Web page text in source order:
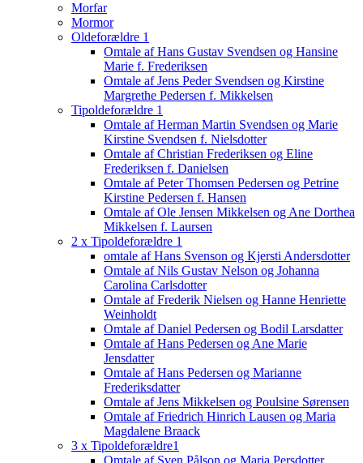
Morfar
Mormor
Oldeforældre 1
Omtale af Hans Gustav Svendsen og Hansine
Marie f. Frederiksen
Omtale af Jens Peder Svendsen og Kirstine
Margrethe Pedersen f. Mikkelsen
Tipoldeforældre 1
Omtale af Herman Martin Svendsen og Marie
Kirstine Svendsen f. Nielsdotter
Omtale af Christian Frederiksen og Eline
Frederiksen f. Danielsen
Omtale af Peter Thomsen Pedersen og Petrine
Kirstine Pedersen f. Hansen
Omtale af Ole Jensen Mikkelsen og Ane Dorthea
Mikkelsen f. Laursen
2 x Tipoldeforældre 1
omtale af Hans Svenson og Kjersti Andersdotter
Omtale af Nils Gustav Nelson og Johanna
Carolina Carlsdotter
Omtale af Frederik Nielsen og Hanne Henriette
Weinholdt
Omtale af Daniel Pedersen og Bodil Larsdatter
Omtale af Hans Pedersen og Ane Marie
Jensdatter
Omtale af Hans Pedersen og Marianne
Frederiksdatter
Omtale af Jens Mikkelsen og Poulsine Sørensen
Omtale af Friedrich Hinrich Lausen og Maria
Magdalene Braack
3 x Tipoldeforældre1
Omtale af Sven Pålson og Maria Persdotter